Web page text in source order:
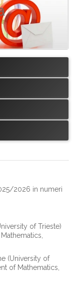
2026 in numeri
of Trieste)
(University of
of Mathematics,